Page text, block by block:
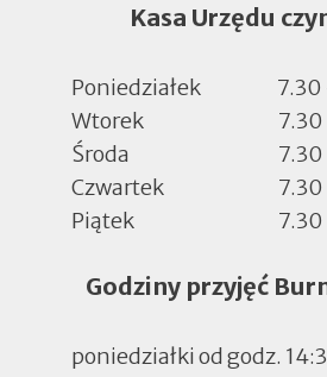
Kasa Urzędu
Poniedziałek
Wtorek
Środa
Czwartek
Piątek
Godziny przyjęć
poniedziałki od godz.